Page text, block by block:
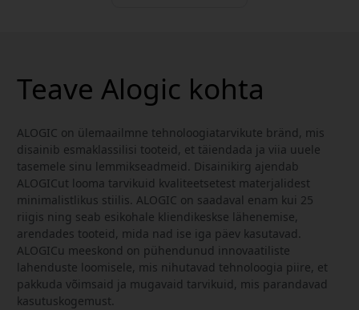
Teave Alogic kohta
ALOGIC on ülemaailmne tehnoloogiatarvikute bränd, mis
disainib esmaklassilisi tooteid, et täiendada ja viia uuele
tasemele sinu lemmikseadmeid. Disainikirg ajendab
ALOGICut looma tarvikuid kvaliteetsetest materjalidest
minimalistlikus stiilis. ALOGIC on saadaval enam kui 25
riigis ning seab esikohale kliendikeskse lähenemise,
arendades tooteid, mida nad ise iga päev kasutavad.
ALOGICu meeskond on pühendunud innovaatiliste
lahenduste loomisele, mis nihutavad tehnoloogia piire, et
pakkuda võimsaid ja mugavaid tarvikuid, mis parandavad
kasutuskogemust.